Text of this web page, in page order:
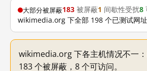
大部分被屏蔽183 被屏蔽1 间歇性受扰8
wikimedia.org 下全部 198 个已测试网
wikimedia.org 下各主机情况不一
183 个被屏蔽，8 个可访问。